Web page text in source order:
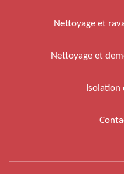
Nettoyage et
Nettoyage et